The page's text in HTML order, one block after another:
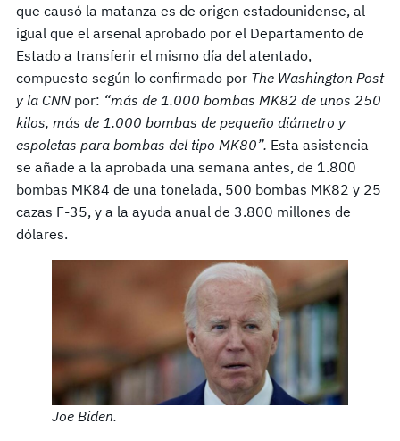
que causó la matanza es de origen estadounidense, al
igual que el arsenal aprobado por el Departamento de
Estado a transferir el mismo día del atentado,
compuesto según lo confirmado por The Washington Post
y la CNN por: “más de 1.000 bombas MK82 de unos 250
kilos, más de 1.000 bombas de pequeño diámetro y
espoletas para bombas del tipo MK80”. Esta asistencia
se añade a la aprobada una semana antes, de 1.800
bombas MK84 de una tonelada, 500 bombas MK82 y 25
cazas F-35, y a la ayuda anual de 3.800 millones de
dólares.
Joe Biden.